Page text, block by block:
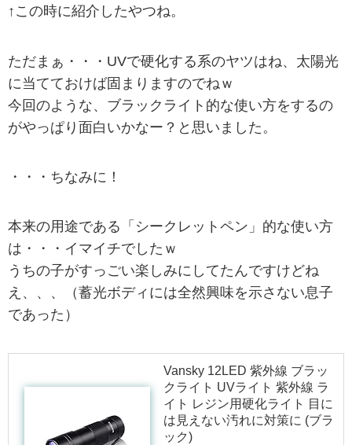
↑この時に紹介したやつね。
ただまぁ・・・UVで硬化する系のヤツはね、太陽光
に当てておけば固まりますのでねｗ
今回のような、ブラックライト的な使い方をするの
がやっぱり面白いかなー？と思いました。
・・・ちなみに！
本来の用途である「シークレットペン」的な使い方
は・・・イマイチでしたｗ
うちの子がすっごい楽しみにしてたんですけどね
え、、、（蓄光ボディには全然興味を示さない息子
であった）
Vansky 12LED 紫外線 ブラッ
クライト UVライト 紫外線 ラ
イト レジン用硬化ライト 目に
は見えない汚れに対策に (ブラ
ック)